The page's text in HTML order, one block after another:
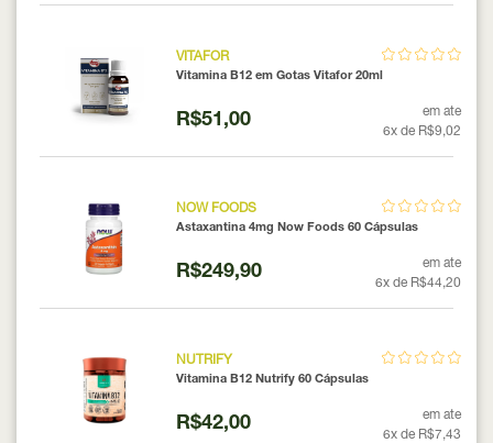
VITAFOR
Vitamina B12 em Gotas Vitafor 20ml
R$51,00
em ate
6x de R$9,02
NOW FOODS
Astaxantina 4mg Now Foods 60 Cápsulas
R$249,90
em ate
6x de R$44,20
NUTRIFY
Vitamina B12 Nutrify 60 Cápsulas
R$42,00
em ate
6x de R$7,43